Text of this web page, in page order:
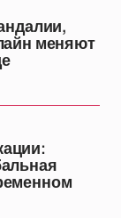
меняют